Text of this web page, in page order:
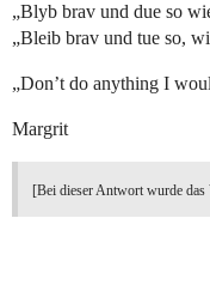
„Blyb brav und due so
„Bleib brav und tue so,
„Don’t do anything I
Margrit
[Bei dieser Antwort wurde das